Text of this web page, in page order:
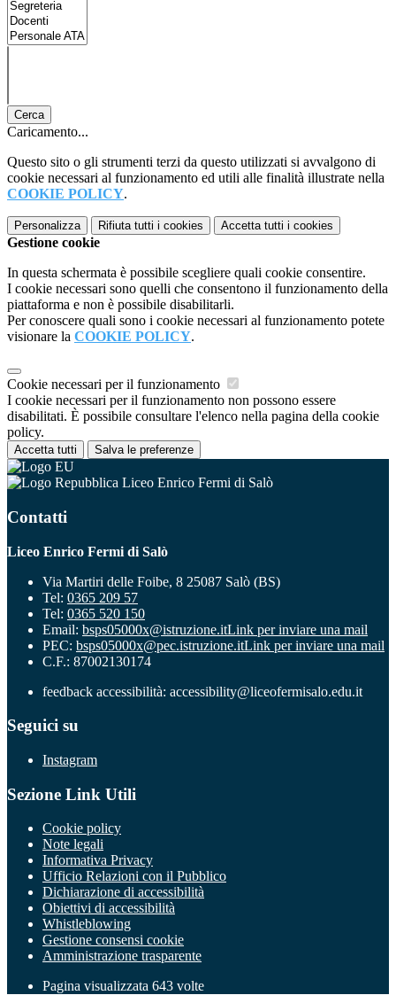
Cerca
Caricamento...
Questo sito o gli strumenti terzi da questo utilizzati si avvalgono di
cookie necessari al funzionamento ed utili alle finalità illustrate nella
COOKIE POLICY.
Personalizza Rifiuta tutti i cookies Accetta tutti i cookies
Gestione cookie
In questa schermata è possibile scegliere quali cookie consentire.
I cookie necessari sono quelli che consentono il funzionamento della
piattaforma e non è possibile disabilitarli.
Per conoscere quali sono i cookie necessari al funzionamento potete
visionare la COOKIE POLICY.
Cookie necessari per il funzionamento
I cookie necessari per il funzionamento non possono essere
disabilitati. È possibile consultare l'elenco nella pagina della cookie
policy.
Accetta tutti Salva le preferenze
Liceo Enrico Fermi di Salò
Contatti
Liceo Enrico Fermi di Salò
Via Martiri delle Foibe, 8 25087 Salò (BS)
Tel: 0365 209 57
Tel: 0365 520 150
Email: bsps05000x@istruzione.itLink per inviare una mail
PEC: bsps05000x@pec.istruzione.itLink per inviare una mail
C.F.: 87002130174
feedback accessibilità: accessibility@liceofermisalo.edu.it
Seguici su
Instagram
Sezione Link Utili
Cookie policy
Note legali
Informativa Privacy
Ufficio Relazioni con il Pubblico
Dichiarazione di accessibilità
Obiettivi di accessibilità
Whistleblowing
Gestione consensi cookie
Amministrazione trasparente
Pagina visualizzata 643 volte